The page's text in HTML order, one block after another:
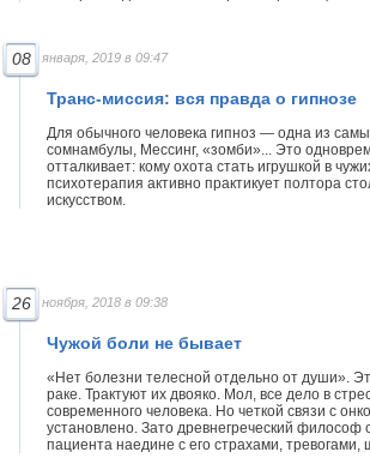
08 января, 2019 в 09:47
Транс-миссия: вся правда о гипнозе
Для обычного человека гипноз — одна из
сомнамбулы, Мессинг, «зомби»... Это
отталкивает: кому охота стать игрушкой в
психотерапия активно практикует полтора
искусством.
26 ноября, 2018 в 09:38
Чужой боли не бывает
«Нет болезни телесной отдельно от души».
раке. Трактуют их двояко. Мол, все дело в
современного человека. Но четкой связи с
установлено. Зато древнегреческий философ
пациента наедине с его страхами, тревогами,